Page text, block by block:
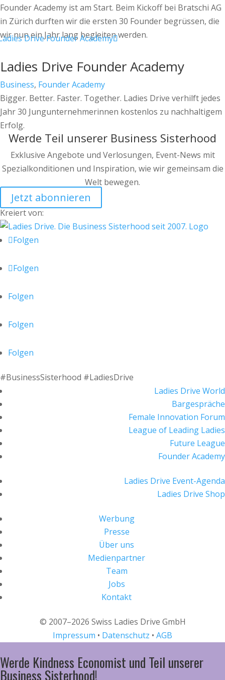
Founder Academy ist am Start. Beim Kickoff bei Bratschi AG
in Zürich durften wir die ersten 30 Founder begrüssen, die
wir nun ein Jahr lang begleiten werden.
Ladies Drive Founder Academy
Business, Founder Academy
Bigger. Better. Faster. Together. Ladies Drive verhilft jedes
Jahr 30 Jungunternehmerinnen kostenlos zu nachhaltigem
Erfolg.
Werde Teil unserer Business Sisterhood
Exklusive Angebote und Verlosungen, Event-News mit
Spezialkonditionen und Inspiration, wie wir gemeinsam die
Welt bewegen.
Jetzt abonnieren
Kreiert von:
Folgen
Folgen
Folgen
Folgen
Folgen
#BusinessSisterhood #LadiesDrive
Ladies Drive World
Bargespräche
Female Innovation Forum
League of Leading Ladies
Future League
Founder Academy
Ladies Drive Event-Agenda
Ladies Drive Shop
Werbung
Presse
Über uns
Medienpartner
Team
Jobs
Kontakt
© 2007–2026 Swiss Ladies Drive GmbH
Impressum • Datenschutz • AGB
Werde Kindness Economist und Teil unserer
Business Sisterhood!